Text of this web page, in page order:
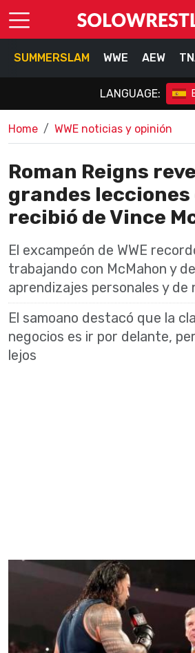
SUMMERSLAM WWE AEW
LANGUAGE:
Home WWE noticias y opinión
Roman Reigns
grandes lecciones
recibió de Vince
El excampeón de WWE
trabajando con McMahon y
aprendizajes personales y de
El samoano destacó que la
negocios es ir por delante,
lejos